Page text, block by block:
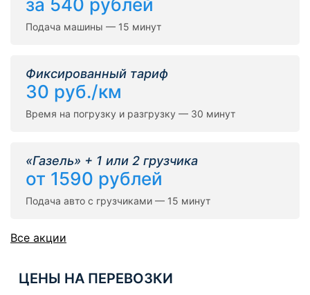
за 540 рублей
Подача машины — 15 минут
Фиксированный тариф
30 руб./км
Время на погрузку и разгрузку — 30 минут
«Газель» + 1 или 2 грузчика
от 1590 рублей
Подача авто с грузчиками — 15 минут
Все акции
ЦЕНЫ НА ПЕРЕВОЗКИ